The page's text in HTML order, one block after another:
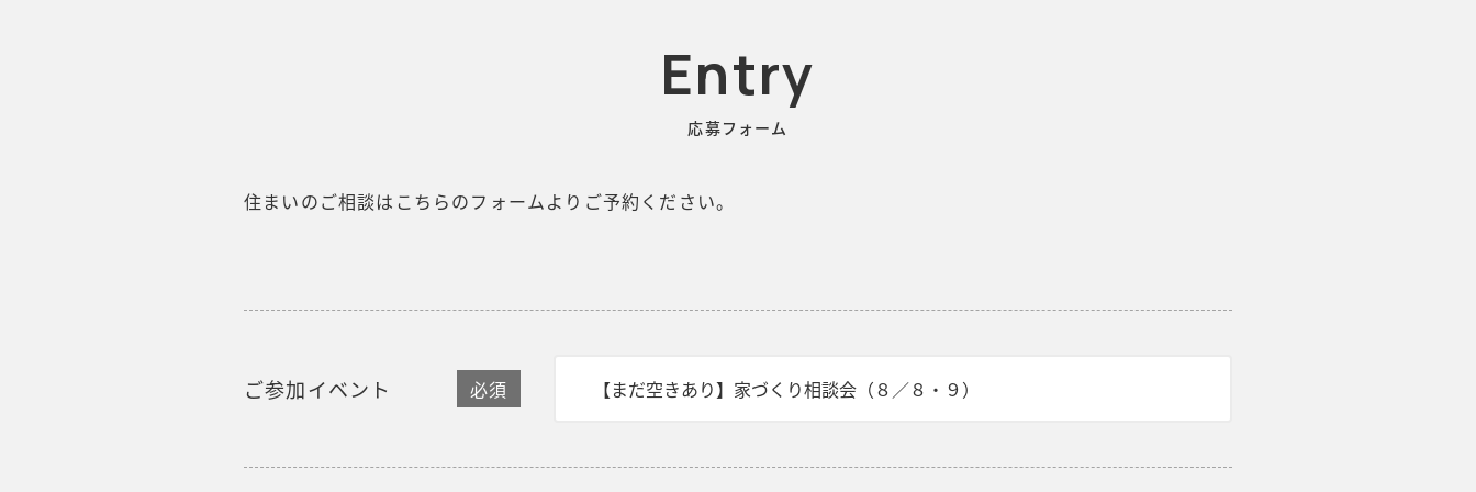
Entry
応募フォーム
住まいのご相談はこちらのフォームよりご予約ください。
ご参加イベント 必須